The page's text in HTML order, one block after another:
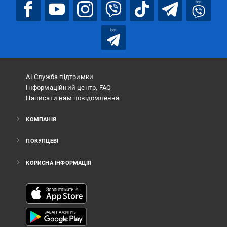
bot
bot
АІ Служба підтримки
Інформаційний центр, FAQ
Написати нам повідомлення
КОМПАНІЯ
ПОКУПЦЕВІ
КОРИСНА ІНФОРМАЦІЯ